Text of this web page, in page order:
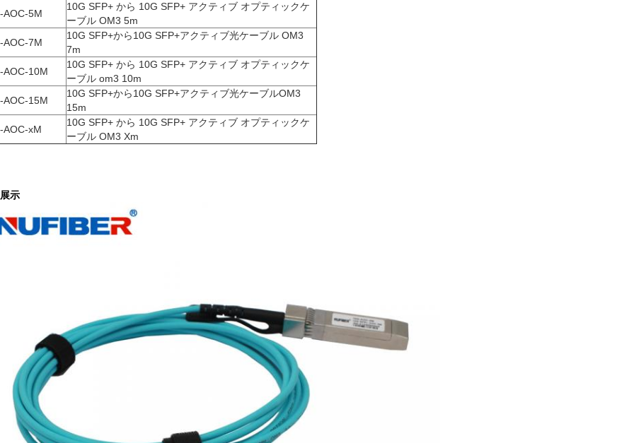
AOC-5M
10G SFP+ から 10G SFP+ アクティブ オプティックケ
ーブル OM3 5m
AOC-7M
10G SFP+から10G SFP+アクティブ光ケーブル OM3
7m
AOC-10M
10G SFP+ から 10G SFP+ アクティブ オプティックケ
ーブル om3 10m
AOC-15M
10G SFP+から10G SFP+アクティブ光ケーブルOM3
15m
AOC-xM
10G SFP+ から 10G SFP+ アクティブ オプティックケ
ーブル OM3 Xm
示